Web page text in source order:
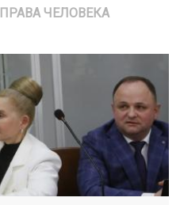
ПРАВА ЧЕЛОВЕКА